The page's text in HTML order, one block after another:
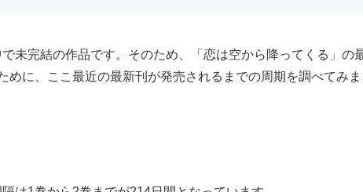
未完結の作品です。そのため、「恋は空から降ってくる」の
めに、ここ最近の最新刊が発売されるまでの周期を調べてみ